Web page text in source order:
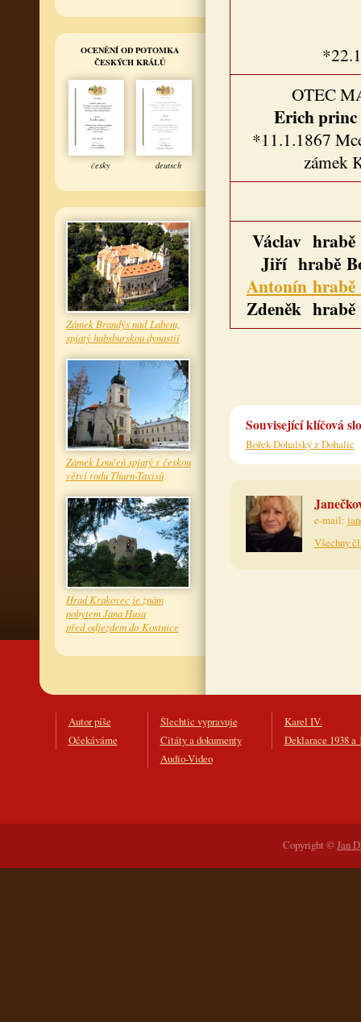
OCENĚNÍ OD POTOMKA
ČESKÝCH KRÁLŮ
česky deutsch
Zámek Brandýs nad Labem,
spjatý habsburskou dynastií
Zámek Loučeň spjatý s českou
větví rodu Thurn-Taxisů
Hrad Krakovec je znám
pobytem Jana Husa
před odjezdem do Kostnice
OTEC
Erich
*11.1.1867
zámek
Václav hrabě
Jiří hrabě
Antonín hrabě
Zdeněk hrabě
Související klíčová
Bořek-Dohalský z Dohalic
e-mail:
Všechny
Autor píše
Očekáváme
Šlechtic vypravuje
Citáty a dokumenty
Audio-Video
Karel IV.
Deklarace 1938 a
Copyright ©Jan